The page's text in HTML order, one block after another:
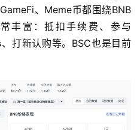
、Meme币都围绕BNB
丰富：抵扣手续费、参与
打新认购等。BSC也是目前